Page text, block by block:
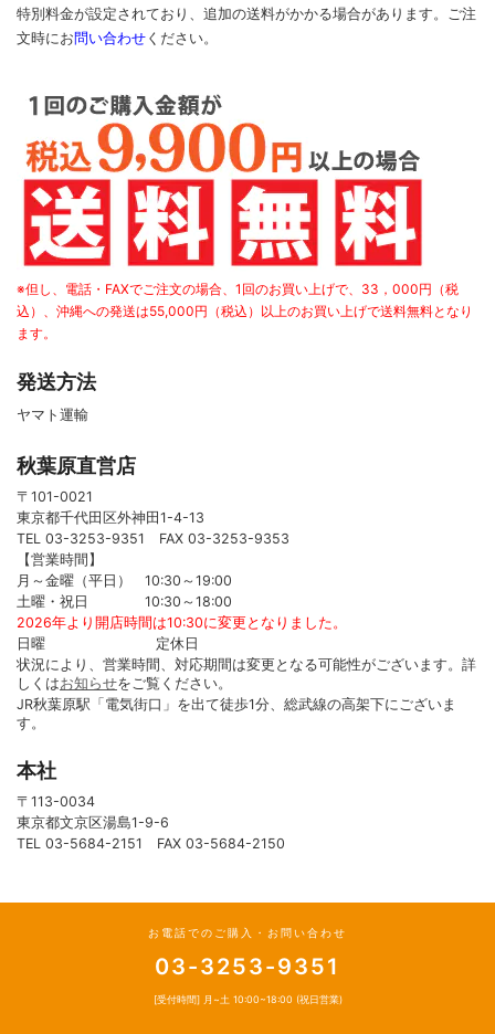
特別料金が設定されており、追加の送料がかかる場合があります。 ご注
文時にお問い合わせ ください。
※但し、電話・FAXでご注文の場合、1回のお買い上げで、33，000円（税
込）、沖縄への発送は55,000円（税込）以上のお買い上げで送料無料となり
ます。
発送方法
ヤマト運輸
秋葉原直営店
〒101-0021
東京都千代田区外神田1-4-13
TEL 03-3253-9351 FAX 03-3253-9353
【営業時間】
月～金曜（平日） 10:30～19:00
土曜・祝日 10:30～18:00
2026年より開店時間は10:30に変更となりました。
日曜 定休日
状況により、営業時間、対応期間は変更となる可能性がございます。詳
しくはお知らせをご覧ください。
JR秋葉原駅「電気街口」を出て徒歩1分、総武線の高架下にございま
す。
本社
〒113-0034
東京都文京区湯島1-9-6
TEL 03-5684-2151 FAX 03-5684-2150
お電話でのご購入・お問い合わせ
03-3253-9351
[受付時間] 月~土 10:00~18:00 (祝日営業)